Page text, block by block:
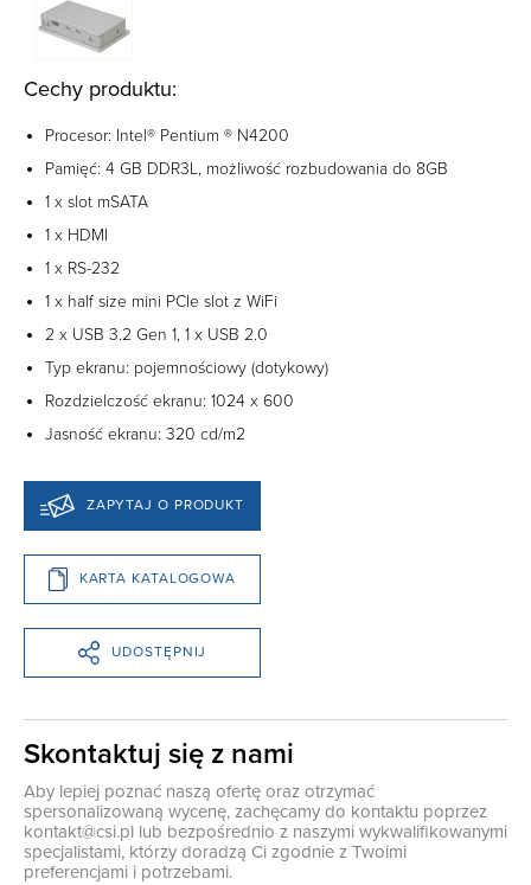
Cechy produktu:
Procesor: Intel® Pentium ® N4200
Pamięć: 4 GB DDR3L, możliwość rozbudowania do 8GB
1 x slot mSATA
1 x HDMI
1 x RS-232
1 x half size mini PCIe slot z WiFi
2 x USB 3.2 Gen 1, 1 x USB 2.0
Typ ekranu: pojemnościowy (dotykowy)
Rozdzielczość ekranu: 1024 x 600
Jasność ekranu: 320 cd/m2
ZAPYTAJ O PRODUKT
KARTA KATALOGOWA
UDOSTĘPNIJ
Skontaktuj się z nami
Aby lepiej poznać naszą ofertę oraz otrzymać
spersonalizowaną wycenę, zachęcamy do kontaktu poprzez
kontakt@csi.pl lub bezpośrednio z naszymi wykwalifikowanymi
specjalistami, którzy doradzą Ci zgodnie z Twoimi
preferencjami i potrzebami.